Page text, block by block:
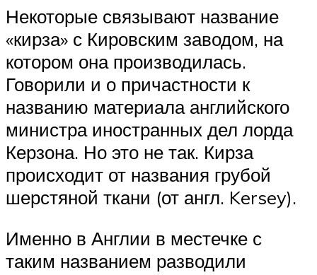
Некоторые связывают название
«кирза» с Кировским заводом, на
котором она производилась.
Говорили и о причастности к
названию материала английского
министра иностранных дел лорда
Керзона. Но это не так. Кирза
происходит от названия грубой
шерстяной ткани (от англ. Kersey).
Именно в Англии в местечке с
таким названием разводили